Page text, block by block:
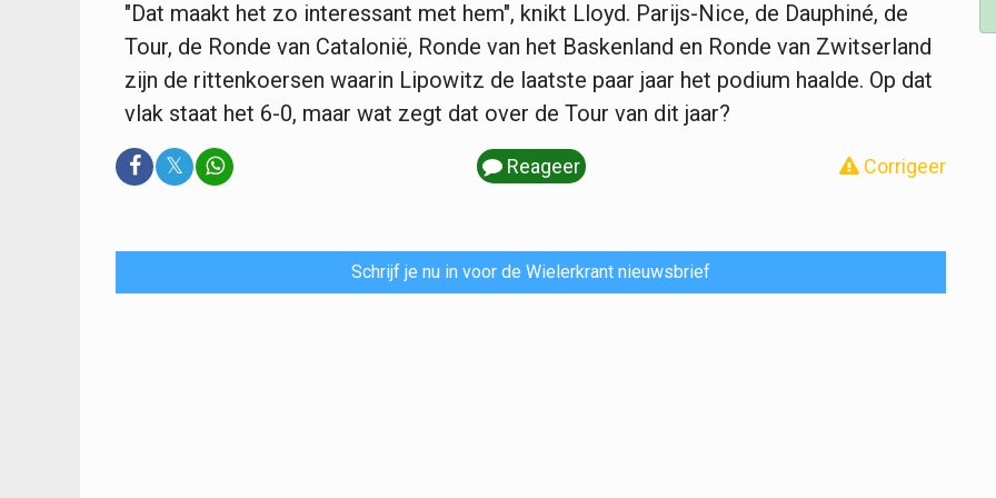
"Dat maakt het zo interessant met hem", knikt Lloyd. Parijs-Nice, de Dauphiné, de
Tour, de Ronde van Catalonië, Ronde van het Baskenland en Ronde van Zwitserland
zijn de rittenkoersen waarin Lipowitz de laatste paar jaar het podium haalde. Op dat
vlak staat het 6-0, maar wat zegt dat over de Tour van dit jaar?
𝕏 Reageer Corrigeer
Schrijf je nu in voor de Wielerkrant nieuwsbrief